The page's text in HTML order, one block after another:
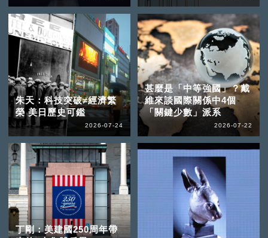
朱天：科技突破≠經濟繁
榮 美日歷史可鑑
2026-07-24
甚麼是「中等強國」？戴
維來談國際關係中4個
「關鍵少數」派系
2026-07-22
丁剛：美建國250周年帶